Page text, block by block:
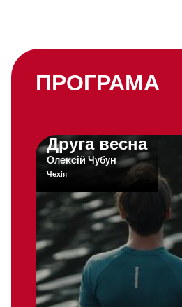
ПРОГРАМА
Друга весна
Олексій Чубун
Чехія